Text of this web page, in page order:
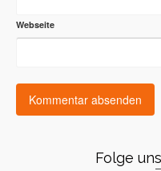
Webseite
Folge